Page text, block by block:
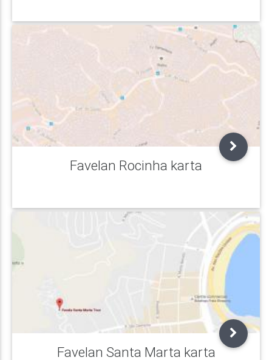
Favelan Rocinha karta
Favelan Santa Marta karta